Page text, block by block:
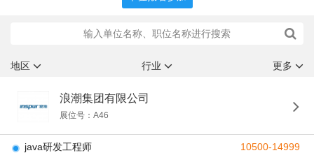
地区 行业 更多
浪潮集团有限公司
展位号：A46
java研发工程师 10500-14999